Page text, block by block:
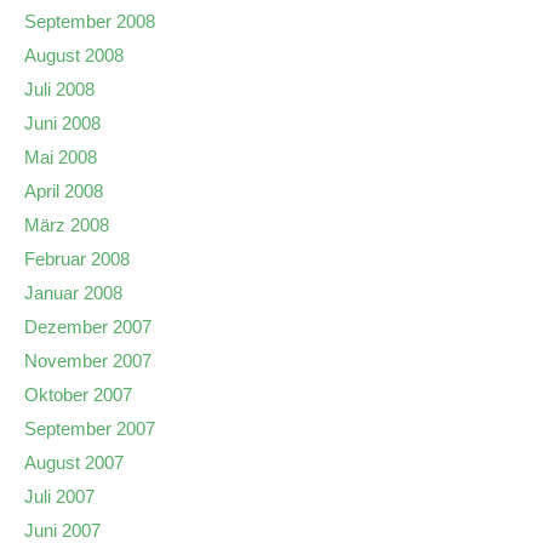
September 2008
August 2008
Juli 2008
Juni 2008
Mai 2008
April 2008
März 2008
Februar 2008
Januar 2008
Dezember 2007
November 2007
Oktober 2007
September 2007
August 2007
Juli 2007
Juni 2007